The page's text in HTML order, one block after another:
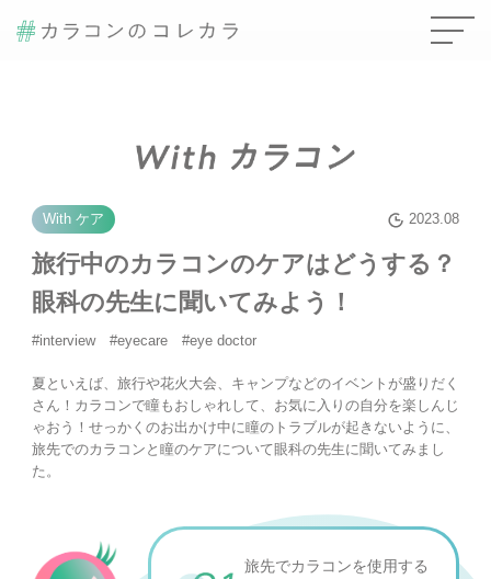
With ケア 2023.08
旅行中のカラコンのケアはどうする？
眼科の先生に聞いてみよう！
#interview #eyecare #eye doctor
夏といえば、旅行や花火大会、キャンプなどのイベントが盛りだく
さん！カラコンで瞳もおしゃれして、お気に入りの自分を楽しんじ
ゃおう！せっかくのお出かけ中に瞳のトラブルが起きないように、
旅先でのカラコンと瞳のケアについて眼科の先生に聞いてみまし
た。
旅先でカラコンを使用する